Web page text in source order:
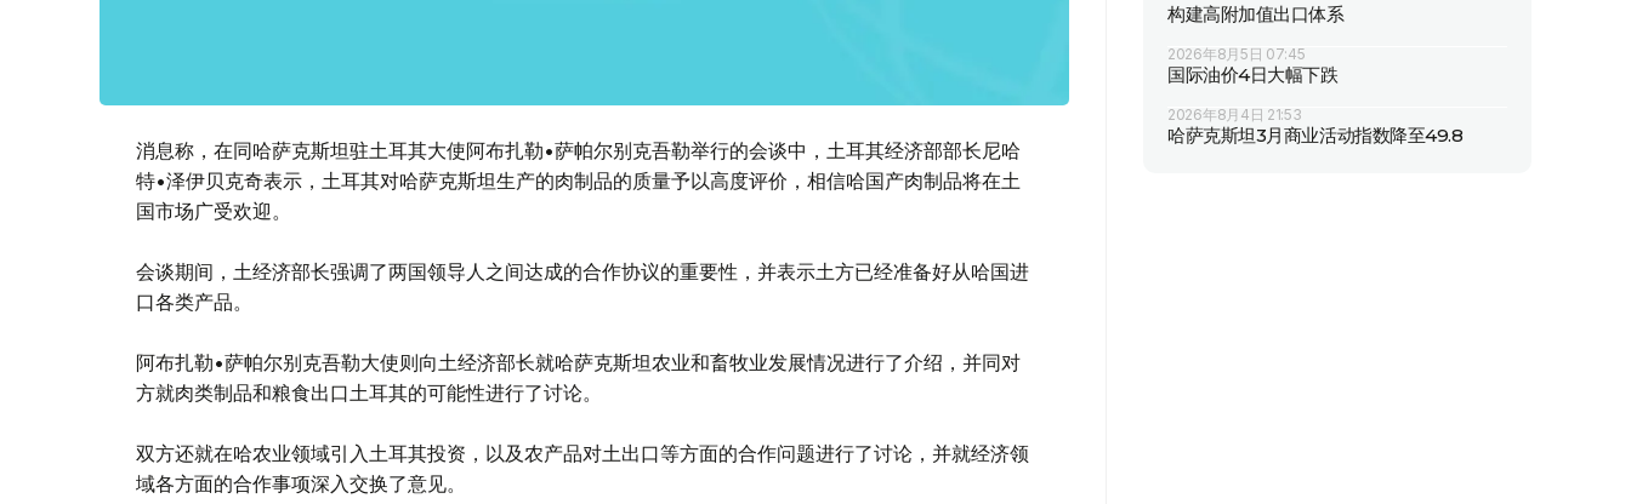
消息称，在同哈萨克斯坦驻土耳其大使阿布扎勒•萨帕尔别克吾勒举行的会谈中，土耳其经济部部长尼哈
特•泽伊贝克奇表示，土耳其对哈萨克斯坦生产的肉制品的质量予以高度评价，相信哈国产肉制品将在土
国市场广受欢迎。
会谈期间，土经济部长强调了两国领导人之间达成的合作协议的重要性，并表示土方已经准备好从哈国进
口各类产品。
阿布扎勒•萨帕尔别克吾勒大使则向土经济部长就哈萨克斯坦农业和畜牧业发展情况进行了介绍，并同对
方就肉类制品和粮食出口土耳其的可能性进行了讨论。
双方还就在哈农业领域引入土耳其投资，以及农产品对土出口等方面的合作问题进行了讨论，并就经济领
域各方面的合作事项深入交换了意见。
构建高附加值出口体系
2026年8月5日 07:45
国际油价4日大幅下跌
2026年8月4日 21:53
哈萨克斯坦3月商业活动指数降至49.8